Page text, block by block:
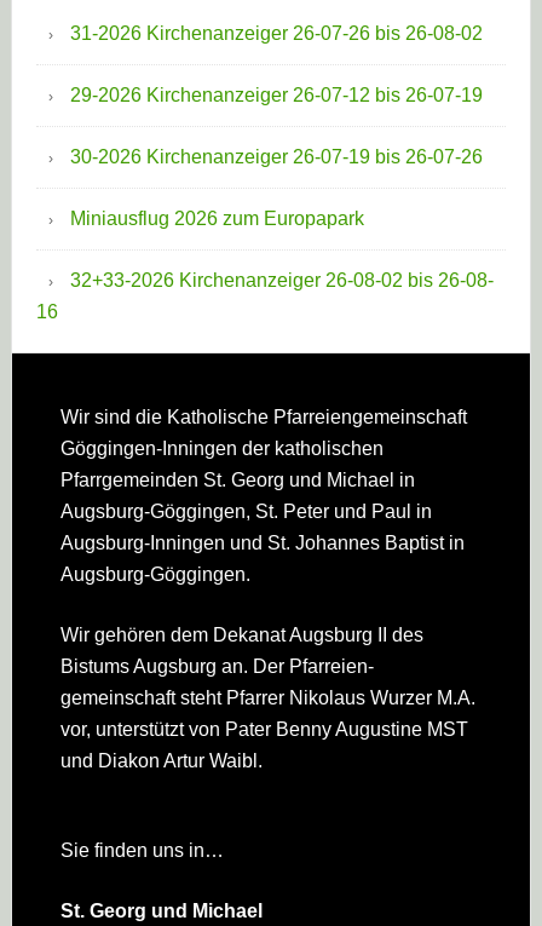
31-2026 Kirchenanzeiger 26-07-26 bis 26-08-02
29-2026 Kirchenanzeiger 26-07-12 bis 26-07-19
30-2026 Kirchenanzeiger 26-07-19 bis 26-07-26
Miniausflug 2026 zum Europapark
32+33-2026 Kirchenanzeiger 26-08-02 bis 26-08-
16
Footer
Wir sind die Katholische Pfarreien­gemeinschaft
Göggingen-Inningen der katholischen
Pfarrgemeinden St. Georg und Michael in
Augsburg-Göggingen, St. Peter und Paul in
Augsburg-Inningen und St. Johannes Baptist in
Augsburg-Göggingen.
Wir gehören dem Dekanat Augsburg II des
Bistums Augsburg an. Der Pfarreien­
gemeinschaft steht Pfarrer Nikolaus Wurzer M.A.
vor, unterstützt von Pater Benny Augustine MST
und Diakon Artur Waibl.
Sie finden uns in…
St. Georg und Michael